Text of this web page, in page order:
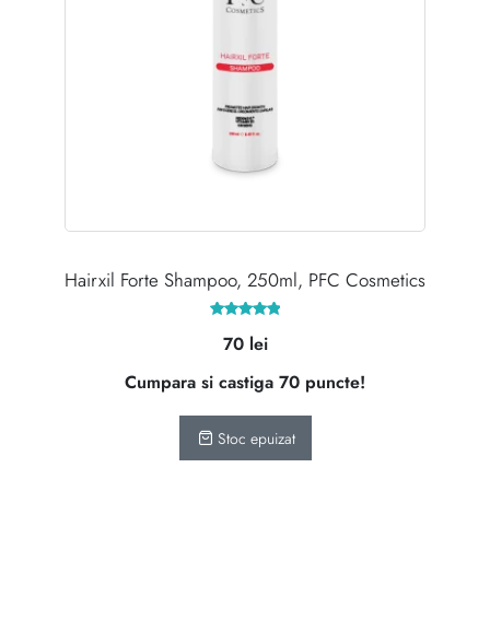
Hairxil Forte Shampoo, 250ml, PFC Cosmetics
5.00
din 5
70 lei
Cumpara si castiga 70 puncte!
Stoc epuizat